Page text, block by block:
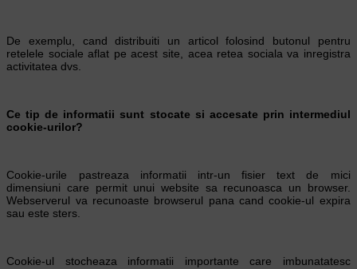
De exemplu, cand distribuiti un articol folosind butonul pentru
retelele sociale aflat pe acest site, acea retea sociala va inregistra
activitatea dvs.
Ce tip de informatii sunt stocate si accesate prin intermediul
cookie-urilor?
Cookie-urile pastreaza informatii intr-un fisier text de mici
dimensiuni care permit unui website sa recunoasca un browser.
Webserverul va recunoaste browserul pana cand cookie-ul expira
sau este sters.
Cookie-ul stocheaza informatii importante care imbunatatesc